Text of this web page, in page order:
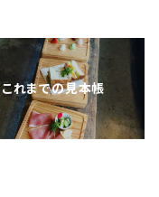
これまでの見本帳